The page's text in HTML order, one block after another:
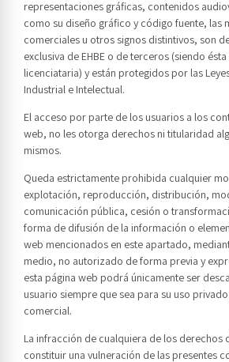
representaciones gráficas, contenidos
como su diseño gráfico y código fuente, las
comerciales u otros signos distintivos, son
exclusiva de EHBE o de terceros (siendo
licenciataria) y están protegidos por las
Industrial e Intelectual.
El acceso por parte de los usuarios a los
web, no les otorga derechos ni titularidad
mismos.
Queda estrictamente prohibida cualquier
explotación, reproducción, distribución,
comunicación pública, cesión o
forma de difusión de la información o
web mencionados en este apartado,
medio, no autorizado de forma previa y
esta página web podrá únicamente ser
usuario siempre que sea para su uso
comercial.
La infracción de cualquiera de los derechos
constituir una vulneración de las presentes